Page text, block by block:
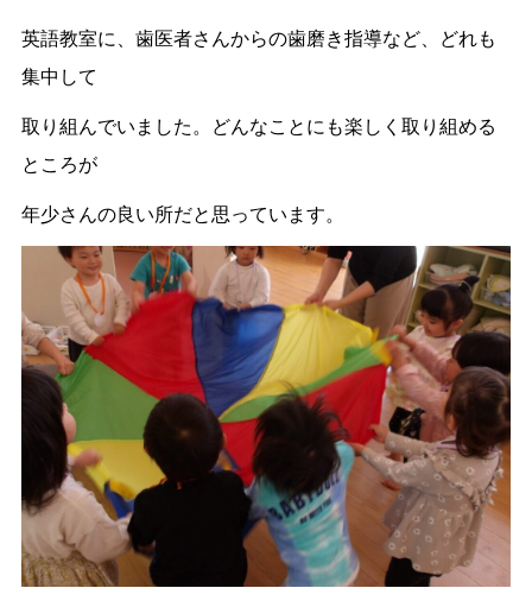
英語教室に、歯医者さんからの歯磨き指導など、どれも
集中して
取り組んでいました。どんなことにも楽しく取り組める
ところが
年少さんの良い所だと思っています。